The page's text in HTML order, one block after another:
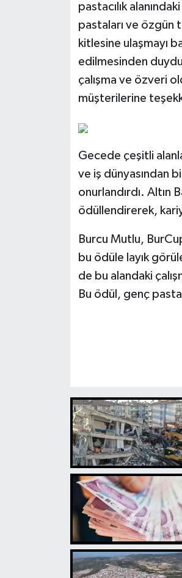
pastacılık
pastaları ve özgün
kitlesine ulaşmayı
edilmesinden
çalışma ve özveri
müşterilerine
Gecede çeşitli
ve iş dünyasından
onurlandırdı. Altın
ödüllendirerek,
Burcu Mutlu,
bu ödüle layık
de bu alandaki
Bu ödül, genç